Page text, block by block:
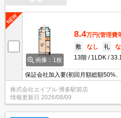
画像：1枚
8.4万円(管理費
敷
なし 礼
13階
1LDK
保証会社加入要(初回月額総額50%
の場合、家賃3,000円・礼金1ヵ月増
株式会社エイブル 博多駅前店
情報更新日 2026/08/09